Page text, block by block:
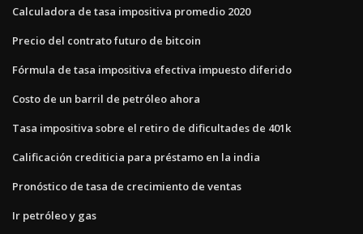
Calculadora de tasa impositiva promedio 2020
Precio del contrato futuro de bitcoin
Fórmula de tasa impositiva efectiva impuesto diferido
Costo de un barril de petróleo ahora
Tasa impositiva sobre el retiro de dificultades de 401k
Calificación crediticia para préstamo en la india
Pronóstico de tasa de crecimiento de ventas
Ir petróleo y gas